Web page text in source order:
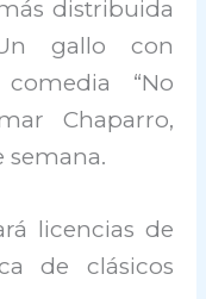
distribuida
gallo con
“No
Chaparro,
semana.
licencias de
de clásicos